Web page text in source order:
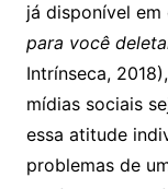
já disponível
para você
Intrínseca,
mídias sociais
essa atitude
problemas de